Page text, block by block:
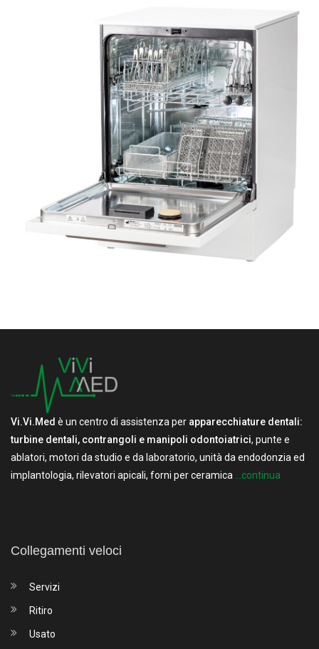
Vi.Vi.Med è un centro di assistenza per apparecchiature dentali:
turbine dentali, contrangoli e manipoli odontoiatrici, punte e
ablatori, motori da studio e da laboratorio, unità da endodonzia ed
implantologia, rilevatori apicali, forni per ceramica
...continua
Collegamenti veloci
Servizi
Ritiro
Usato